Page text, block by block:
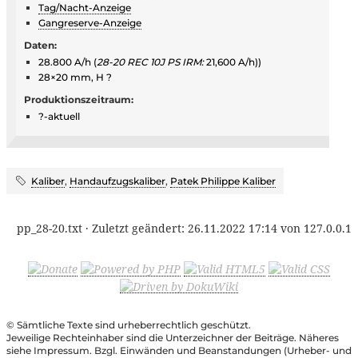
Tag/Nacht-Anzeige
Gangreserve-Anzeige
Daten:
28.800 A/h (28-20 REC 10J PS IRM:21,600 A/h))
28×20 mm, H ?
Produktionszeitraum:
?-aktuell
Kaliber, Handaufzugskaliber, Patek Philippe Kaliber
pp_28-20.txt · Zuletzt geändert: 26.11.2022 17:14 von 127.0.0.1
© Sämtliche Texte sind urheberrechtlich geschützt.
Jeweilige Rechteinhaber sind die Unterzeichner der Beiträge. Näheres
siehe Impressum. Bzgl. Einwänden und Beanstandungen (Urheber- und